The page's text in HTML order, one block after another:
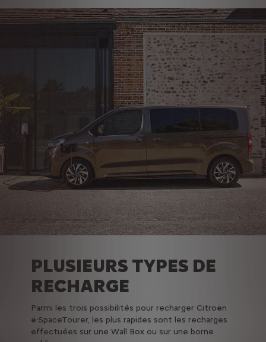
PLUSIEURS TYPES DE
RECHARGE
Parmi les trois possibilités pour recharger Citroën
ë-SpaceTourer, les plus rapides sont les recharges
effectuées sur une Wall Box ou sur une borne